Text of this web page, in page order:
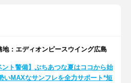
：エディオンピースウイング広島
ント警備】ぶちあつな夏はココから始
いMAXなサンフレを全力サポート*短